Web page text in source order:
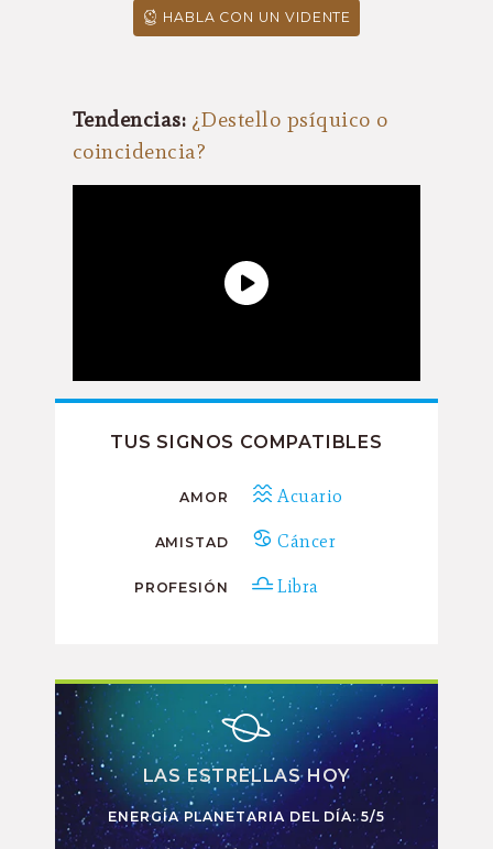
HABLA CON UN VIDENTE
Tendencias: ¿Destello psíquico o
coincidencia?
TUS SIGNOS COMPATIBLES
AMOR Acuario
AMISTAD Cáncer
PROFESIÓN Libra
LAS ESTRELLAS HOY
ENERGÍA PLANETARIA DEL DÍA: 5/5